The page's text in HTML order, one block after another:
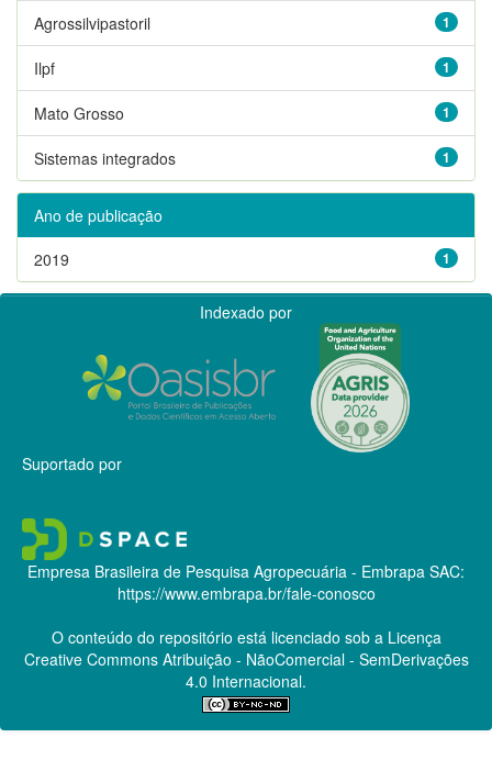
1
Agrossilvipastoril
1
Ilpf
1
Mato Grosso
1
Sistemas integrados
Ano de publicação
1
2019
Indexado por
Suportado por
Empresa Brasileira de Pesquisa Agropecuária - Embrapa SAC:
https://www.embrapa.br/fale-conosco
O conteúdo do repositório está licenciado sob a Licença
Creative CommonsAtribuição - NãoComercial - SemDerivações
4.0 Internacional.